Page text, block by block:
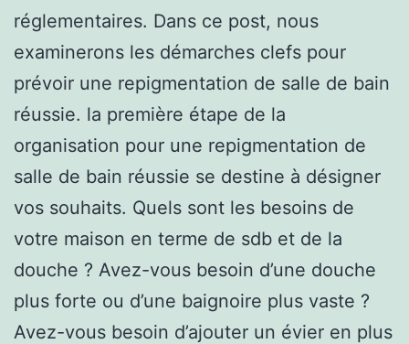
réglementaires. Dans ce post, nous
examinerons les démarches clefs pour
prévoir une repigmentation de salle de bain
réussie. la première étape de la
organisation pour une repigmentation de
salle de bain réussie se destine à désigner
vos souhaits. Quels sont les besoins de
votre maison en terme de sdb et de la
douche ? Avez-vous besoin d’une douche
plus forte ou d’une baignoire plus vaste ?
Avez-vous besoin d’ajouter un évier en plus